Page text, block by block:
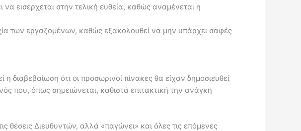
εισέρχεται στην τελική ευθεία, καθώς αναμένεται η
των εργαζομένων, καθώς εξακολουθεί να μην υπάρχει σαφές
ότι οι προσωρινοί πίνακες θα είχαν δημοσιευθεί
που, όπως σημειώνεται, καθιστά επιτακτική την ανάγκη
θέσεις Διευθυντών, αλλά «παγώνει» και όλες τις επόμενες